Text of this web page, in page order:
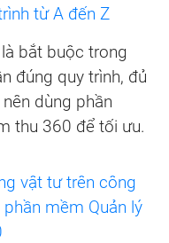
từ A đến Z
bắt buộc trong
đúng quy trình, đủ
dùng phần
thu 360 để tối ưu.
vật tư trên công
mềm Quản lý